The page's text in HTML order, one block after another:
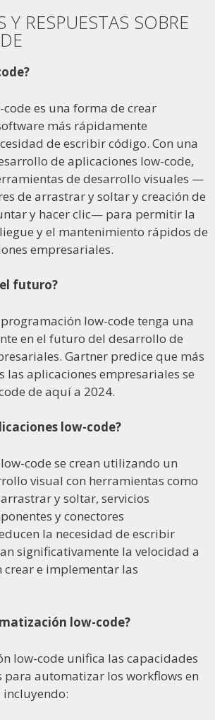
Y RESPUESTAS SOBRE
es una forma de crear
más rápidamente
de escribir código. Con una
de aplicaciones low-code,
de desarrollo visuales —
de arrastrar y soltar y creación de
y hacer clic— para permitir la
y el mantenimiento rápidos de
empresariales.
futuro?
low-code tenga una
en el futuro del desarrollo de
Gartner predice que más
las aplicaciones empresariales se
de aquí a 2024.
low-code?
code se crean utilizando un
visual con herramientas como
y soltar, servicios
y conectores
la necesidad de escribir
significativamente la velocidad a
crear e implementar las
low-code?
low-code unifica las capacidades
automatizar los workflows en